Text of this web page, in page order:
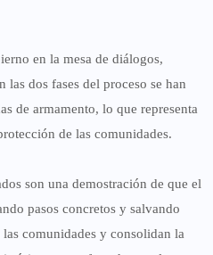
en la mesa de diálogos,
las dos fases del proceso se han
de armamento, lo que representa
de las comunidades.
son una demostración de que el
pasos concretos y salvando
comunidades y consolidan la